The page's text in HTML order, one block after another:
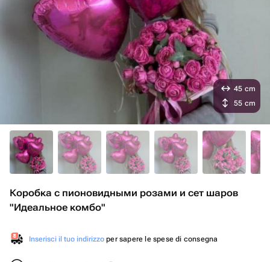
Коробка с пионовидными розами и сет шаров
"Идеальное комбо"
Inserisci il tuo indirizzo per sapere le spese di consegna
45 cm
55 cm